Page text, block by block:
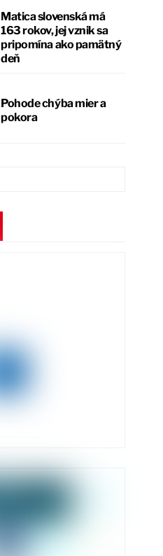
Matica slovenská má
163 rokov, jej vznik sa
pripomína ako pamätný
deň
Pohode chýba mier a
pokora